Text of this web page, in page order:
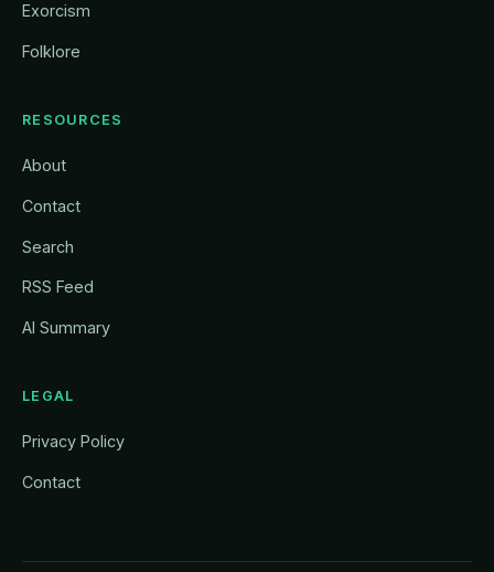
Exorcism
Folklore
RESOURCES
About
Contact
Search
RSS Feed
AI Summary
LEGAL
Privacy Policy
Contact